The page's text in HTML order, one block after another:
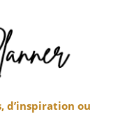
d’inspiration ou